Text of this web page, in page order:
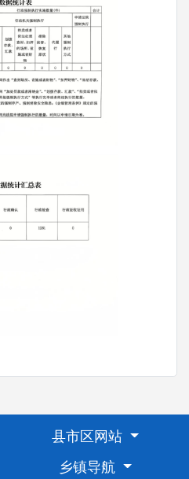
县市区网站
乡镇导航